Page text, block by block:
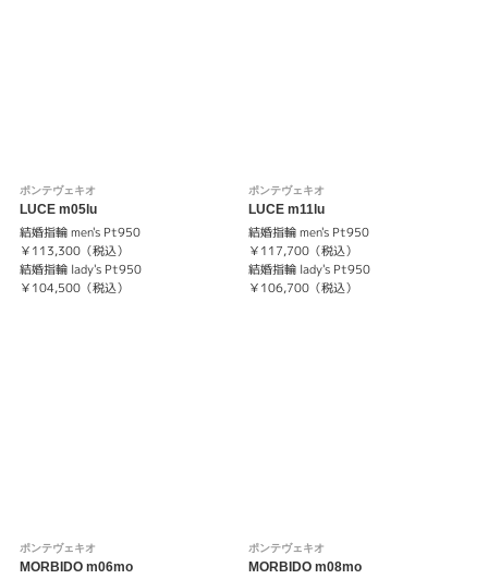
ポンテヴェキオ
LUCE m05lu
結婚指輪 men's Pt950
￥113,300（税込）
結婚指輪 lady's Pt950
￥104,500（税込）
ポンテヴェキオ
LUCE m11lu
結婚指輪 men's Pt950
￥117,700（税込）
結婚指輪 lady's Pt950
￥106,700（税込）
ポンテヴェキオ
MORBIDO m06mo
ポンテヴェキオ
MORBIDO m08mo